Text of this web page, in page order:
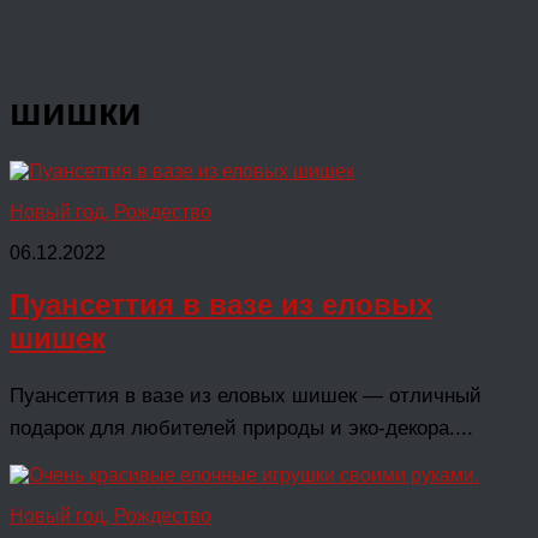
шишки
Новый год, Рождество
06.12.2022
Пуансеттия в вазе из еловых
шишек
Пуансеттия в вазе из еловых шишек — отличный
подарок для любителей природы и эко-декора....
Новый год, Рождество